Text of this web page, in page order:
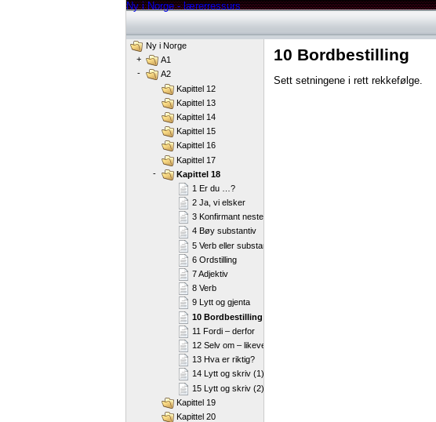
Ny i Norge - lærerressurs
10 Bordbestilling
Sett setningene i rett rekkefølge.
Ny i Norge
+
A1
-
A2
Kapittel 12
Kapittel 13
Kapittel 14
Kapittel 15
Kapittel 16
Kapittel 17
-
Kapittel 18
1 Er du …?
2 Ja, vi elsker
3 Konfirmant neste år?
4 Bøy substantiv
5 Verb eller substantiv?
6 Ordstilling
7 Adjektiv
8 Verb
9 Lytt og gjenta
10 Bordbestilling
11 Fordi – derfor
12 Selv om – likevel
13 Hva er riktig?
14 Lytt og skriv (1)
15 Lytt og skriv (2)
Kapittel 19
Kapittel 20